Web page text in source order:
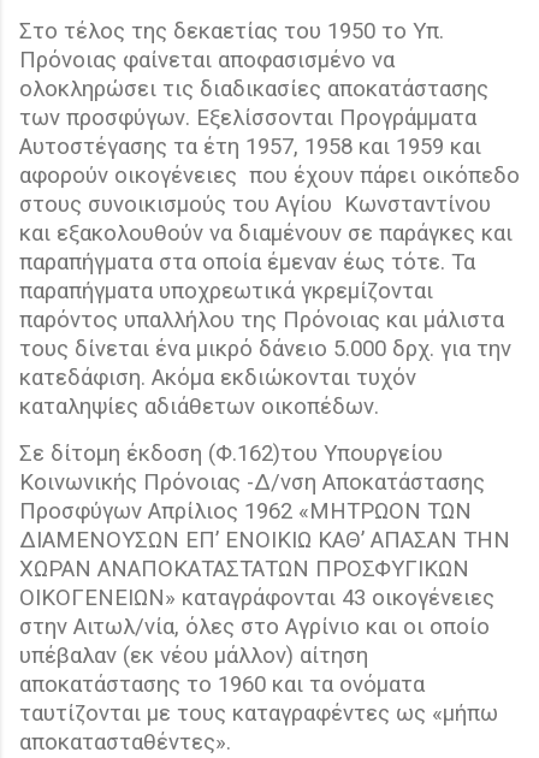
Στο τέλος της δεκαετίας του 1950 το Υπ.
Πρόνοιας φαίνεται αποφασισμένο να
ολοκληρώσει τις διαδικασίες αποκατάστασης
των προσφύγων. Εξελίσσονται Προγράμματα
Αυτοστέγασης τα έτη 1957, 1958 και 1959 και
αφορούν οικογένειες που έχουν πάρει οικόπεδο
στους συνοικισμούς του Αγίου Κωνσταντίνου
και εξακολουθούν να διαμένουν σε παράγκες και
παραπήγματα στα οποία έμεναν έως τότε. Τα
παραπήγματα υποχρεωτικά γκρεμίζονται
παρόντος υπαλλήλου της Πρόνοιας και μάλιστα
τους δίνεται ένα μικρό δάνειο 5.000 δρχ. για την
κατεδάφιση. Ακόμα εκδιώκονται τυχόν
καταληψίες αδιάθετων οικοπέδων.
Σε δίτομη έκδοση (Φ.162)του Υπουργείου
Κοινωνικής Πρόνοιας -Δ/νση Αποκατάστασης
Προσφύγων Απρίλιος 1962 «ΜΗΤΡΩΟΝ ΤΩΝ
ΔΙΑΜΕΝΟΥΣΩΝ ΕΠ’ ΕΝΟΙΚΙΩ ΚΑΘ’ ΑΠΑΣΑΝ ΤΗΝ
ΧΩΡΑΝ ΑΝΑΠΟΚΑΤΑΣΤΑΤΩΝ ΠΡΟΣΦΥΓΙΚΩΝ
ΟΙΚΟΓΕΝΕΙΩΝ» καταγράφονται 43 οικογένειες
στην Αιτωλ/νία, όλες στο Αγρίνιο και οι οποίο
υπέβαλαν (εκ νέου μάλλον) αίτηση
αποκατάστασης το 1960 και τα ονόματα
ταυτίζονται με τους καταγραφέντες ως «μήπω
αποκατασταθέντες».